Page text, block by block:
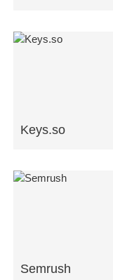
Keys.so
Semrush